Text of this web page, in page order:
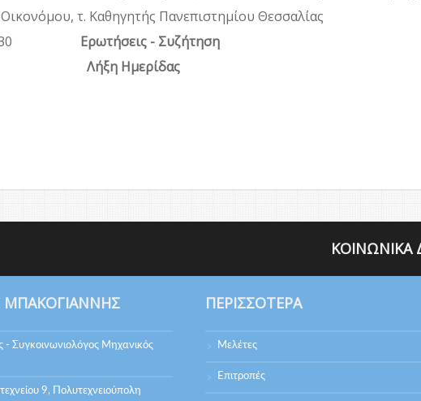
τ. Καθηγητής Πανεπιστημίου Θεσσαλίας
19:30 Ερωτήσεις - Συζήτηση
Λήξη Ημερίδας
ΚΟΙΝΩΝΙΚΆ
ΜΠΑΚΟΓΙΆΝΝΗΣ
Συγκοινωνιολόγος Μηχανικός
9, Πολυτεχνειούπολη
ΠΕΡΙΣΣΌΤΕΡΑ
Μελέτες
Επιτροπές